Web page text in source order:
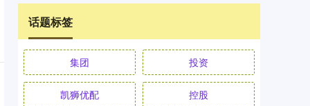
话题标签
集团 投资
凯狮优配 控股